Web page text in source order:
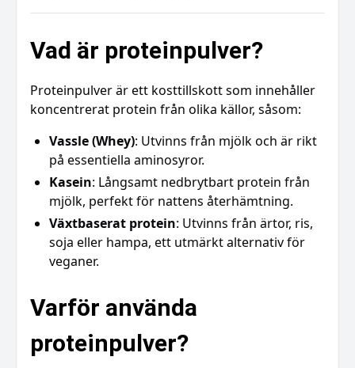
Vad är proteinpulver?
Proteinpulver är ett kosttillskott som innehåller
koncentrerat protein från olika källor, såsom:
Vassle (Whey): Utvinns från mjölk och är rikt
på essentiella aminosyror.
Kasein: Långsamt nedbrytbart protein från
mjölk, perfekt för nattens återhämtning.
Växtbaserat protein: Utvinns från ärtor, ris,
soja eller hampa, ett utmärkt alternativ för
veganer.
Varför använda
proteinpulver?